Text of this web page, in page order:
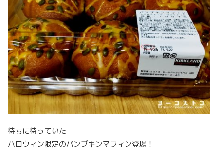
待ちに待っていた
ハロウィン限定のパンプキンマフィン登場！